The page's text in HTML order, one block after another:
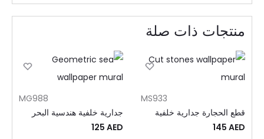
منتجات ذات صلة
MS933
قطع الحجارة جدارية خلفية
145 AED
MG988
جدارية خلفية هندسية البحر
125 AED